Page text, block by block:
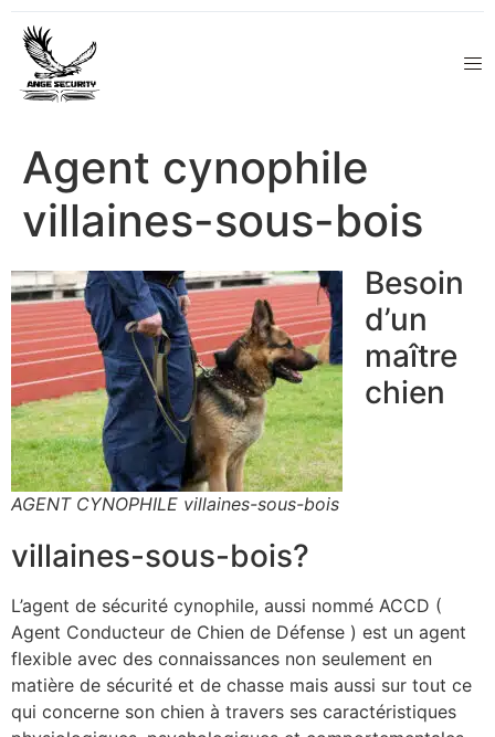
Agent cynophile
villaines-sous-bois
AGENT CYNOPHILE villaines-sous-bois
Besoin
d’un
maître
chien
villaines-sous-bois?
L’agent de sécurité cynophile, aussi nommé ACCD (
Agent Conducteur de Chien de Défense ) est un agent
flexible avec des connaissances non seulement en
matière de sécurité et de chasse mais aussi sur tout ce
qui concerne son chien à travers ses caractéristiques